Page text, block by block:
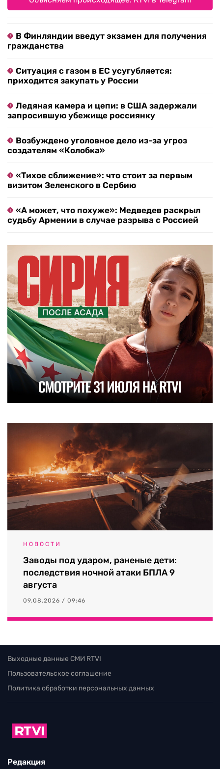
В Финляндии введут экзамен для получения
гражданства
Ситуация с газом в ЕС усугубляется:
приходится закупать у России
Ледяная камера и цепи: в США задержали
запросившую убежище россиянку
Возбуждено уголовное дело из-за угроз
создателям «Колобка»
«Тихое сближение»: что стоит за первым
визитом Зеленского в Сербию
«А может, что похуже»: Медведев раскрыл
судьбу Армении в случае разрыва с Россией
НОВОСТИ
Заводы под ударом, раненые дети:
последствия ночной атаки БПЛА 9
августа
09.08.2026 / 09:46
Выходные данные СМИ RTVI
Пользовательское соглашение
Политика обработки персональных данных
Редакция